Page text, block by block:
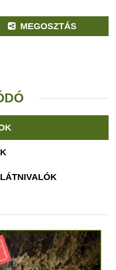
MEGOSZTÁS